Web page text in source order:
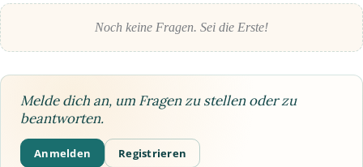
Noch keine Fragen. Sei die Erste!
Melde dich an, um Fragen zu stellen oder zu
beantworten.
Anmelden Registrieren